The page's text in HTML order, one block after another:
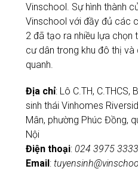
Vinschool. Sự hình thành
Vinschool với đầy đủ các
2 đã tạo ra nhiều lựa
cư dân trong khu đô thị và
quanh.
Địa chỉ: Lô C.TH, C.THCS,
sinh thái Vinhomes
Mân, phường Phúc Đồng,
Nội
Điện thoại: 024 3975
Email: